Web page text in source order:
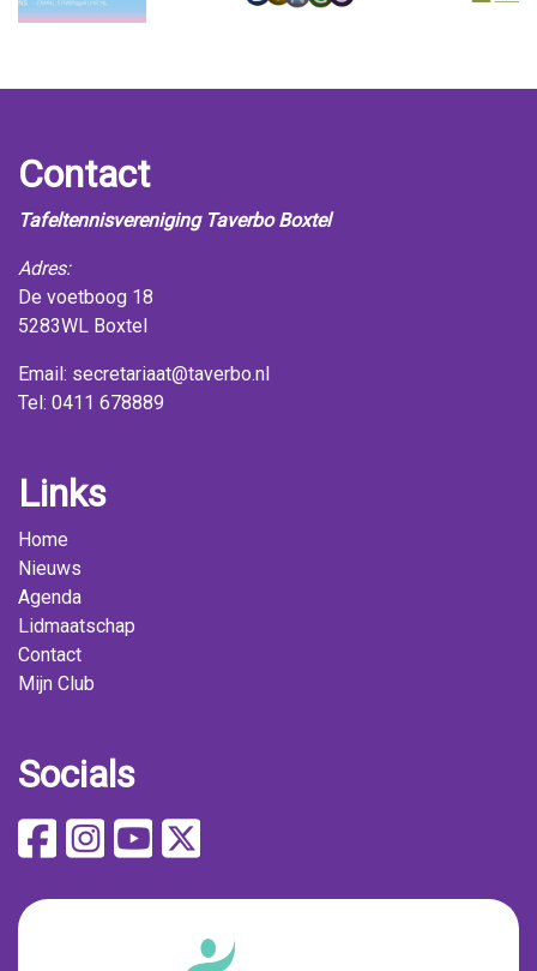
Contact
Tafeltennisvereniging Taverbo Boxtel
Adres:
De voetboog 18
5283WL Boxtel
Email: secretariaat@taverbo.nl
Tel: 0411 678889
Links
Home
Nieuws
Agenda
Lidmaatschap
Contact
Mijn Club
Socials